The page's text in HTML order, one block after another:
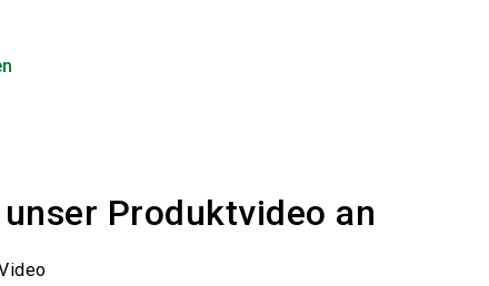
Produktvideo an